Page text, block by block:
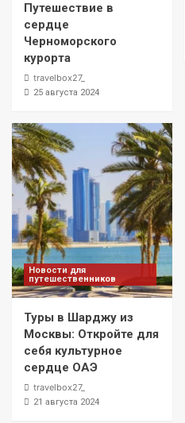
Путешествие в
сердце
Черноморского
курорта
travelbox27_
25 августа 2024
Новости для
путешественников
Туры в Шарджу из
Москвы: Откройте для
себя культурное
сердце ОАЭ
travelbox27_
21 августа 2024